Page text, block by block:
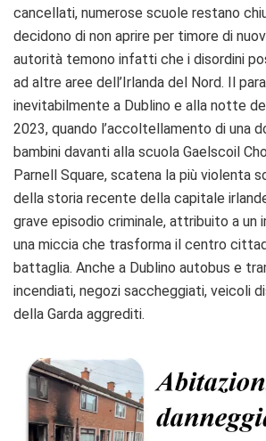
cancellati, numerose scuole restano
decidono di non aprire per timore di
autorità temono infatti che i disordini
ad altre aree dell’Irlanda del Nord. Il
inevitabilmente a Dublino e alla notte
2023, quando l’accoltellamento di una
bambini davanti alla scuola Gaelscoil
Parnell Square, scatena la più violenta
della storia recente della capitale
grave episodio criminale, attribuito a un
una miccia che trasforma il centro
battaglia. Anche a Dublino autobus e
incendiati, negozi saccheggiati, veicoli
della Garda aggrediti.